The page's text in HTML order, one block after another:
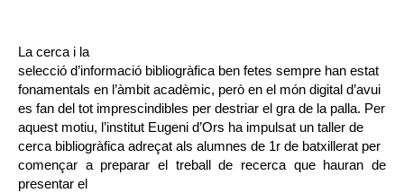
La cerca i la
selecció d’informació bibliogràfica ben fetes sempre han estat
fonamentals en l’àmbit acadèmic, però en el món digital d’avui
es fan del tot imprescindibles per destriar el gra de la palla. Per
aquest motiu, l’institut Eugeni d’Ors ha impulsat un taller de
cerca bibliogràfica adreçat als alumnes de 1r de batxillerat per
començar a preparar el treball de recerca que hauran de
presentar el